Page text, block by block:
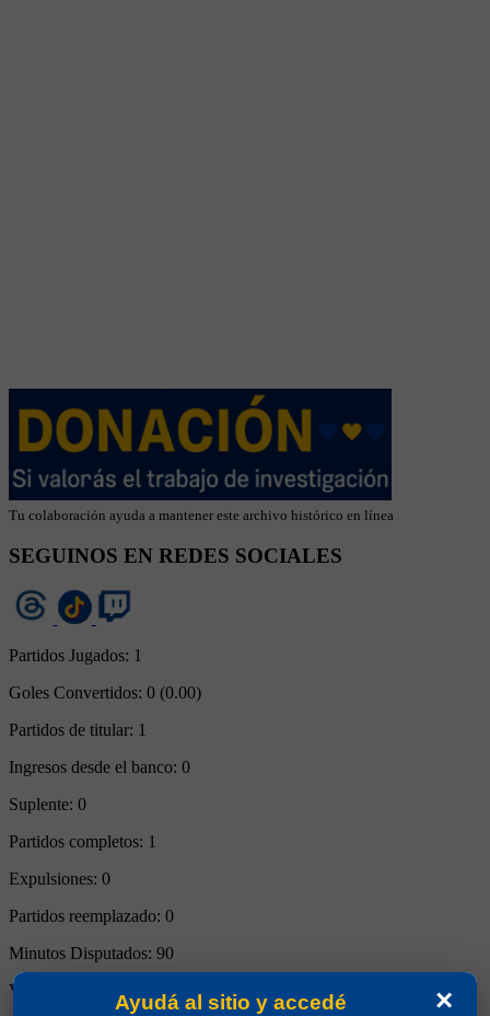
Tu colaboración ayuda a mantener este archivo histórico en línea
SEGUINOS EN REDES SOCIALES
Partidos Jugados: 1
Goles Convertidos: 0 (0.00)
Partidos de titular: 1
Ingresos desde el banco: 0
Suplente: 0
Partidos completos: 1
Expulsiones: 0
Partidos reemplazado: 0
Minutos Disputados: 90
Victorias:
×
Ayudá al sitio y accedé